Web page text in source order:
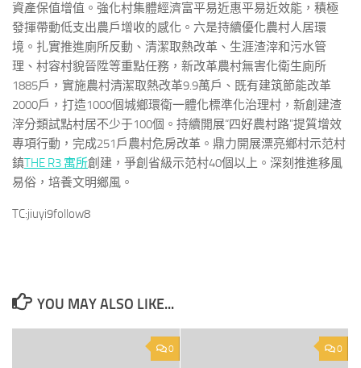
資產保值增值。強化村集體經濟富平易近惠平易近效能，積極
發揮帶動低支出農戶增收的感化。六是持續優化農村人居環
境。扎實推進廁所反動、清潔取熱改革、生涯渣滓和污水管
理、村容村貌晉陞等重點任務，新改革農村無害化衛生廁所
1885戶，實施農村清潔取熱改革9.9萬戶、既有建筑節能改革
2000戶，打造1000個城鄉環衛一體化標準化治理村，新創建渣
滓分類試點村居不少于100個。持續開展“四好農村路”提質增效
專項行動，完成251戶農村危房改革。鼎力開展漂亮鄉村示范村
鎮THE R3 寓所創建，爭創省級示范村40個以上。深刻推進移風
易俗，培養文明鄉風。
TC:jiuyi9follow8
YOU MAY ALSO LIKE...
0 0